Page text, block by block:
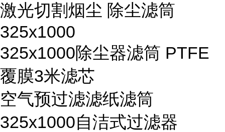
激光切割烟尘 除尘滤筒
325x1000
325x1000除尘器滤筒 PTFE
覆膜3米滤芯
空气预过滤滤纸滤筒
325x1000自洁式过滤器